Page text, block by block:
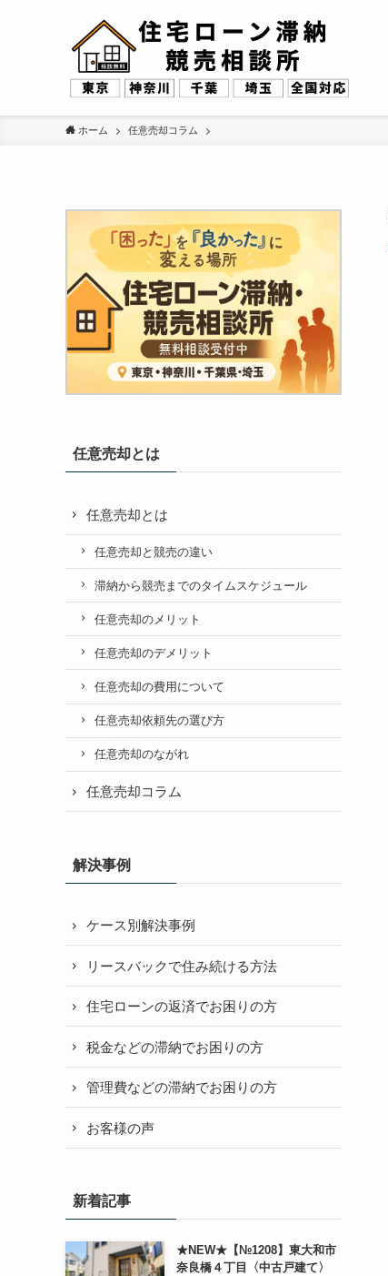
ホーム 任意売却コラム
任意売却とは
任意売却とは
任意売却と競売の違い
滞納から競売までのタイムスケジュール
任意売却のメリット
任意売却のデメリット
任意売却の費用について
任意売却依頼先の選び方
任意売却のながれ
任意売却コラム
解決事例
ケース別解決事例
リースバックで住み続ける方法
住宅ローンの返済でお困りの方
税金などの滞納でお困りの方
管理費などの滞納でお困りの方
お客様の声
新着記事
★NEW★【№1208】東大和市
奈良橋４丁目〈中古戸建て〉